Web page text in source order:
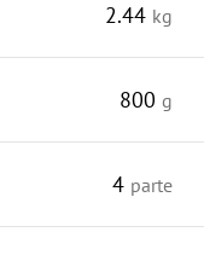
2.44 kg
800 g
4 parte